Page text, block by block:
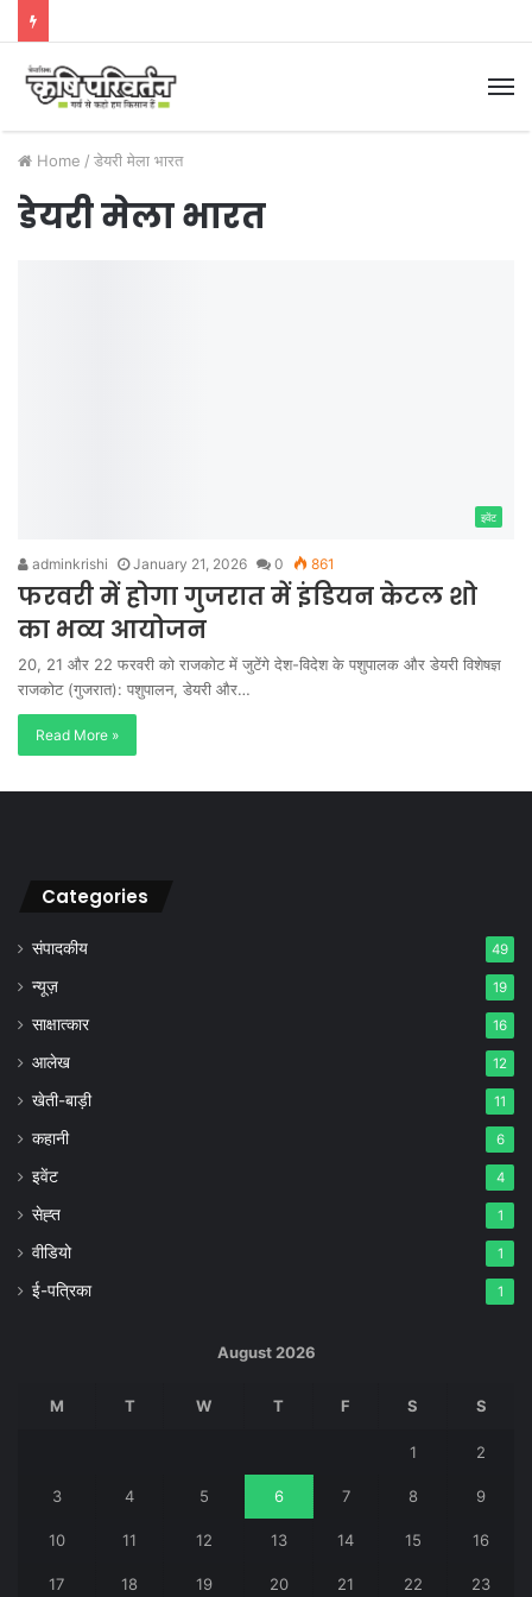
Home / डेयरी मेला भारत
डेयरी मेला भारत
इवेंट
adminkrishi January 21, 2026 0 861
फरवरी में होगा गुजरात में इंडियन केटल शो
का भव्य आयोजन
20, 21 और 22 फरवरी को राजकोट में जुटेंगे देश-विदेश के पशुपालक और डेयरी विशेषज्ञ
राजकोट (गुजरात): पशुपालन, डेयरी और…
Read More »
Categories
संपादकीय 49
न्यूज़ 19
साक्षात्कार 16
आलेख 12
खेती-बाड़ी 11
कहानी 6
इवेंट 4
सेह्त 1
वीडियो 1
ई-पत्रिका 1
August 2026
M T W T F S S
1 2
3 4 5 6 7 8 9
10 11 12 13 14 15 16
17 18 19 20 21 22 23